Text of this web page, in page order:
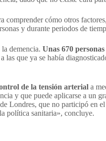
comprender cómo otros factores,
y durante periodos de
demencia. Unas 670
que ya se había
de la tensión arterial a
y que puede aplicarse a un
Londres, que no participó
política sanitaria», concluye.